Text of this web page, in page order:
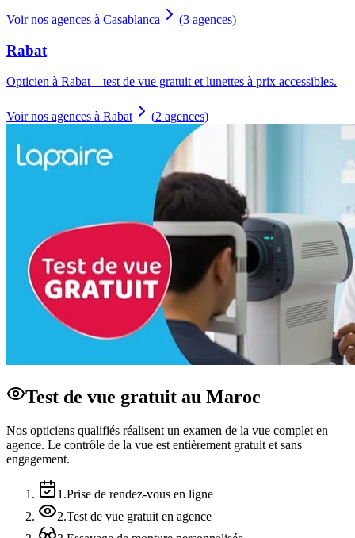
Voir nos agences à Casablanca (3 agences)
Rabat
Opticien à Rabat – test de vue gratuit et lunettes à prix accessibles.
Voir nos agences à Rabat (2 agences)
Test de vue gratuit au Maroc
Nos opticiens qualifiés réalisent un examen de la vue complet en
agence. Le contrôle de la vue est entièrement gratuit et sans
engagement.
1 .Prise de rendez-vous en ligne
2.Test de vue gratuit en agence